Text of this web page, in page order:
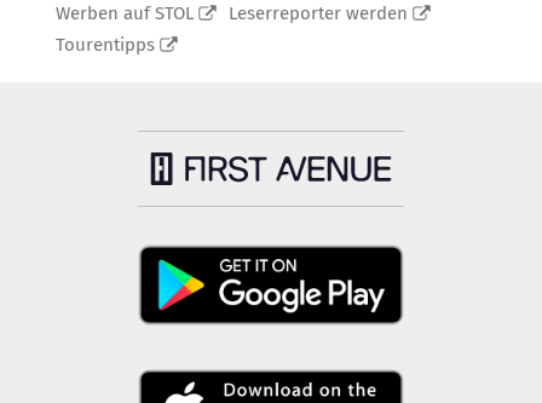
Werben auf STOL
Leserreporter werden
Tourentipps